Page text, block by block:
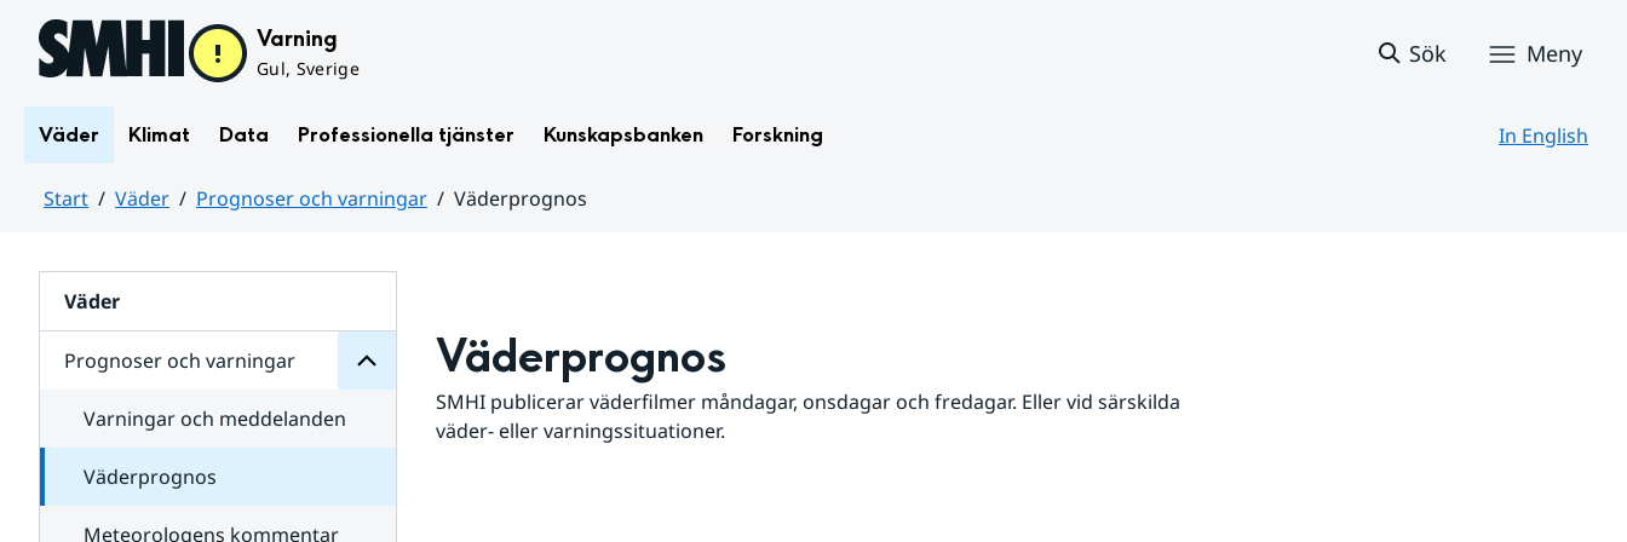
Hoppa till sidans innehåll Varning
Gul, Sverige
Sök Meny
Väder Klimat Data Professionella tjänster Kunskapsbanken Forskning In English
Start Väder Prognoser och varningar
Väderprognos
Väder
Prognoser och varningar
för
varningar
Varningar och meddelanden
Väderprognos
Meteorologens kommentar
Väderprognos
SMHI publicerar väderfilmer måndagar, onsdagar och fredagar. Eller vid särskilda
väder- eller varningssituationer.